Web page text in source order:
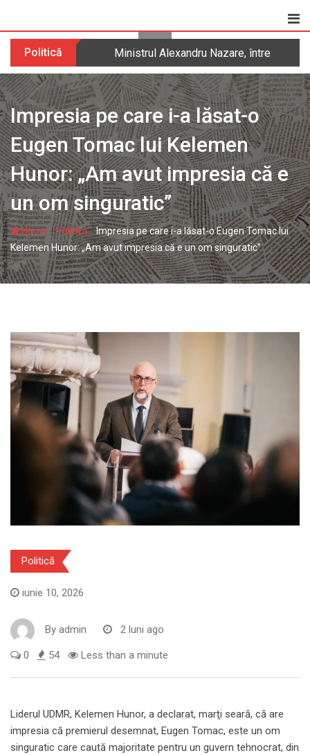
content
Politică Ministrul Alexandru Nazare, întrebat
Impresia pe care i-a lăsat-o
Eugen Tomac lui Kelemen
Hunor: „Am avut impresia că e
un om singuratic”
Home -Politică-Impresia pe care i-a lăsat-o Eugen Tomac lui
Kelemen Hunor: „Am avut impresia că e un om singuratic”
Politică
iunie 10, 2026
By admin 2 luni ago
0 54 Less than a minute
Liderul UDMR, Kelemen Hunor, a declarat, marţi seară, că are
impresia că premierul desemnat, Eugen Tomac, este un om
singuratic care caută majoritate pentru un guvern tehnocrat, din